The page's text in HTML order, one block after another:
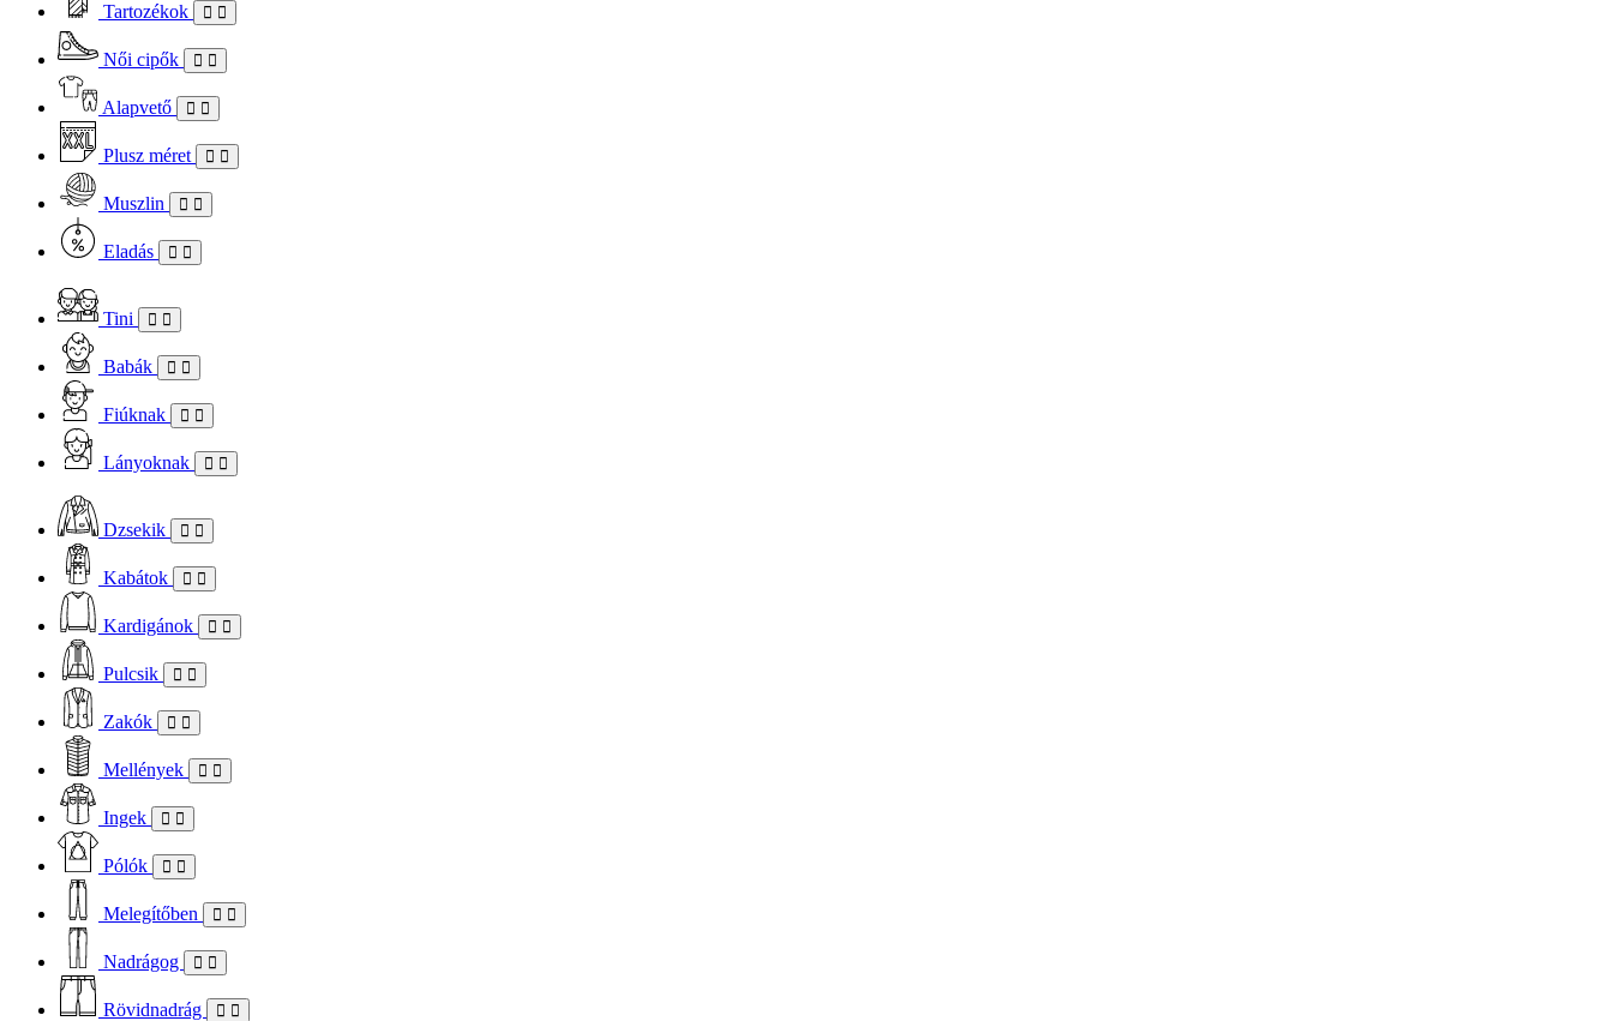
Tartozékok
Női cipők
Alapvető
Plusz méret
Muszlin
Eladás
Tini
Babák
Fiúknak
Lányoknak
Dzsekik
Kabátok
Kardigánok
Pulcsik
Zakók
Mellények
Ingek
Pólók
Melegítőben
Nadrágog
Rövidnadrág